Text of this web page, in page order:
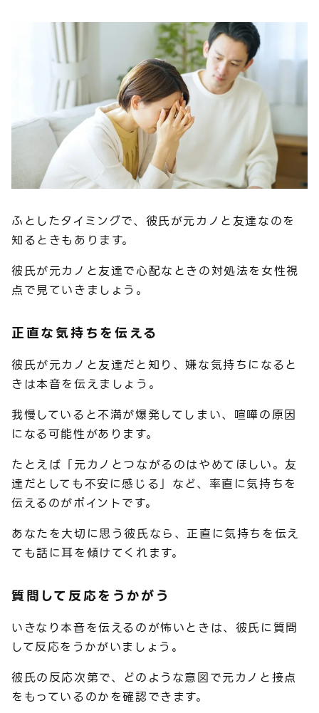
ふとしたタイミングで、彼氏が元カノと友達なのを
知るときもあります。
彼氏が元カノと友達で心配なときの対処法を女性視
点で見ていきましょう。
正直な気持ちを伝える
彼氏が元カノと友達だと知り、嫌な気持ちになると
きは本音を伝えましょう。
我慢していると不満が爆発してしまい、喧嘩の原因
になる可能性があります。
たとえば「元カノとつながるのはやめてほしい。友
達だとしても不安に感じる」など、率直に気持ちを
伝えるのがポイントです。
あなたを大切に思う彼氏なら、正直に気持ちを伝え
ても話に耳を傾けてくれます。
質問して反応をうかがう
いきなり本音を伝えるのが怖いときは、彼氏に質問
して反応をうかがいましょう。
彼氏の反応次第で、どのような意図で元カノと接点
をもっているのかを確認できます。